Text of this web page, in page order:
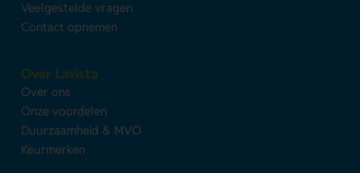
Veelgestelde vragen
Contact opnemen
Over Lavista
Over ons
Onze voordelen
Duurzaamheid & MVO
Keurmerken